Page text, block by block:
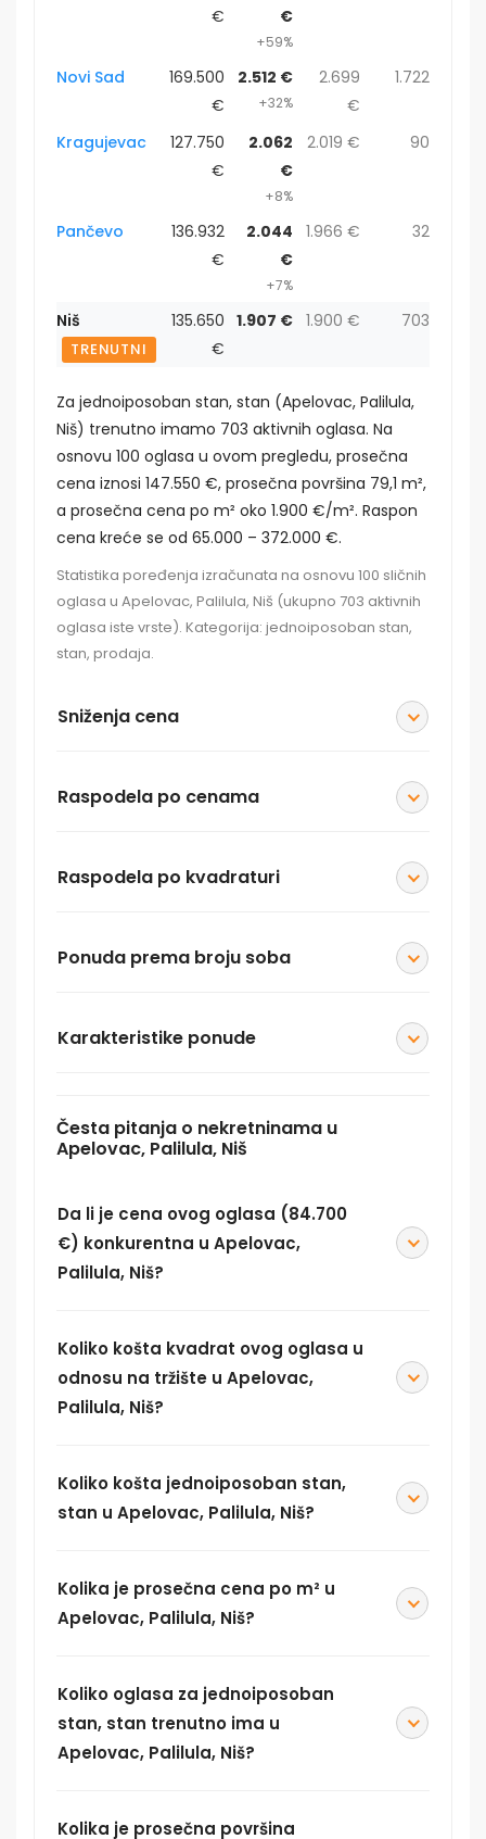
€
€
+59%
Novi Sad
169.500
€
2.512 €
+32%
2.699
€
1.722
Kragujevac
127.750
€
2.062
€
+8%
2.019 € 90
Pančevo
136.932
€
2.044
€
+7%
1.966 € 32
Niš
TRENUTNI
135.650
€
1.907 € 1.900 € 703
Za jednoiposoban stan, stan (Apelovac, Palilula,
Niš) trenutno imamo 703 aktivnih oglasa. Na
osnovu 100 oglasa u ovom pregledu, prosečna
cena iznosi 147.550 €, prosečna površina 79,1 m²,
a prosečna cena po m² oko 1.900 €/m². Raspon
cena kreće se od 65.000 – 372.000 €.
Statistika poređenja izračunata na osnovu 100 sličnih
oglasa u Apelovac, Palilula, Niš (ukupno 703 aktivnih
oglasa iste vrste). Kategorija: jednoiposoban stan,
stan, prodaja.
Sniženja cena
Raspodela po cenama
Raspodela po kvadraturi
Ponuda prema broju soba
Karakteristike ponude
Česta pitanja o nekretninama u
Apelovac, Palilula, Niš
Da li je cena ovog oglasa (84.700
€) konkurentna u Apelovac,
Palilula, Niš?
Koliko košta kvadrat ovog oglasa u
odnosu na tržište u Apelovac,
Palilula, Niš?
Koliko košta jednoiposoban stan,
stan u Apelovac, Palilula, Niš?
Kolika je prosečna cena po m² u
Apelovac, Palilula, Niš?
Koliko oglasa za jednoiposoban
stan, stan trenutno ima u
Apelovac, Palilula, Niš?
Kolika je prosečna površina